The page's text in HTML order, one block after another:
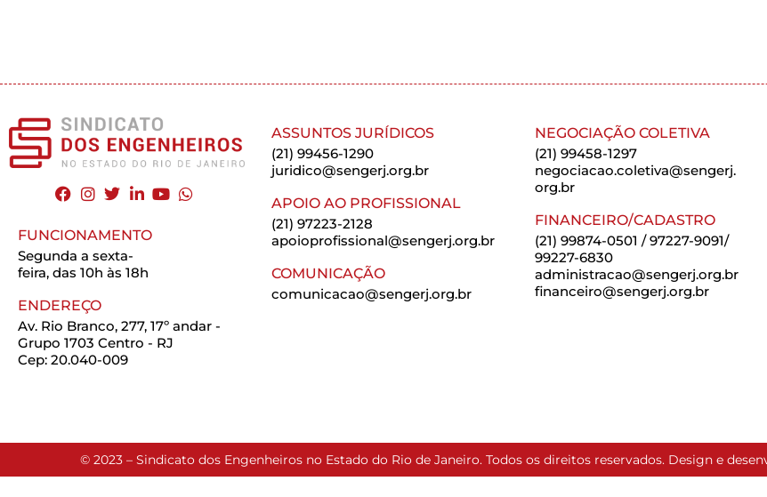
FUNCIONAMENTO
Segunda a sexta-
feira, das 10h às 18h
ENDEREÇO
Av. Rio Branco, 277, 17º andar -
Grupo 1703 Centro - RJ
Cep: 20.040-009
ASSUNTOS JURÍDICOS
(21) 99456-1290
juridico@sengerj.org.br
APOIO AO PROFISSIONAL
(21) 97223-2128
apoioprofissional@sengerj.org.br
COMUNICAÇÃO
comunicacao@sengerj.org.br
NEGOCIAÇÃO COLETIVA
(21) 99458-1297
negociacao.coletiva@sengerj.
org.br
FINANCEIRO/CADASTRO
(21) 99874-0501 / 97227-9091/
99227-6830
administracao@sengerj.org.br
financeiro@sengerj.org.br
© 2023 – Sindicato dos Engenheiros no Estado do Rio de Janeiro. Todos os direitos reservados. Design e